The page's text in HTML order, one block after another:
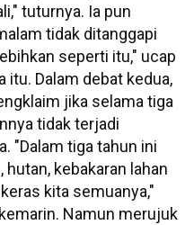
tuturnya. Ia pun
tidak ditanggapi
seperti itu," ucap
itu. Dalam debat kedua,
jika selama tiga
tidak terjadi
"Dalam tiga tahun ini
kebakaran lahan
kita semuanya,"
Namun merujuk